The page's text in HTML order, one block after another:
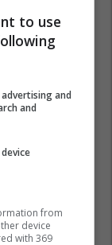
to use
and
and
from
device
with 369